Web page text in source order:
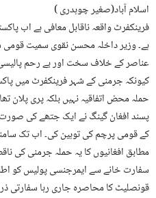
اسلام آباد(صغیر چوہدری )
فرینکفرٹ واقعہ ناقابل معافی ہے اب
ہے۔ وزیر داخلہ محسن نقوی سمیت قومی
عناصر کے خلاف سخت اور بے رحم
کیونکہ جرمنی کے شہر فرینکفرٹ میں
حملہ محض اتفاقیہ نہیں بلکہ پری پلان
پسند افغان گینگ نے ایک جتھے کی صورت
کے قومی پرچم کی توہین کی۔ اب تک
مطابق افغانیوں کا یہ حملہ جرمنی کی
سفارت خانے سے ایمرجنسی پولیس کو
قونصلیٹ کا محاصرہ جاری رہا سفارتی